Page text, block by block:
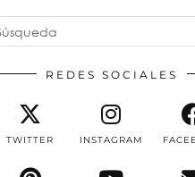
REDES SOCIALES
TWITTER INSTAGRAM